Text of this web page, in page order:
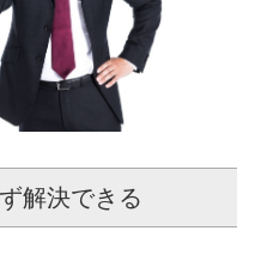
解決できる